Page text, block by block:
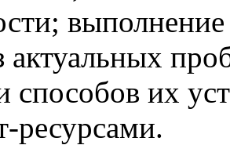
актуальных
их
ресурсами.